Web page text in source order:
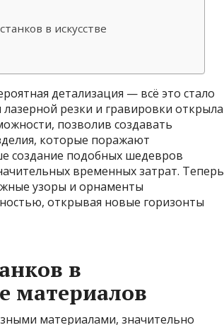
в искусстве
детализация — всё это стало
резки и гравировки открыла
позволив создавать
которые поражают
создание подобных шедевров
временных затрат. Теперь
узоры и орнаменты
открывая новые горизонты
в
материалов
материалами, значительно